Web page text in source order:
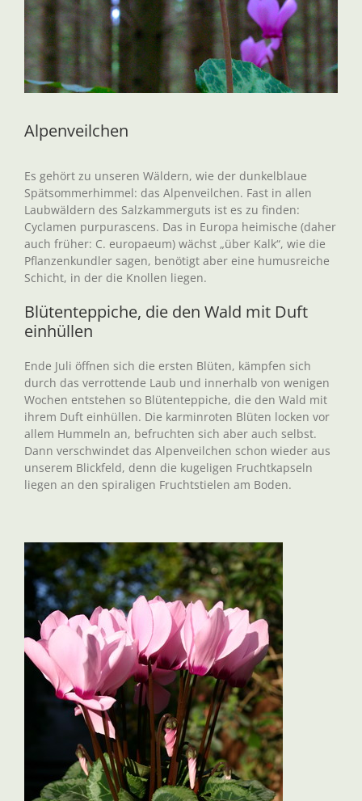
Alpenveilchen
Es gehört zu unseren Wäldern, wie der dunkelblaue
Spätsommerhimmel: das Alpenveilchen. Fast in allen
Laubwäldern des Salzkammerguts ist es zu finden:
Cyclamen purpurascens. Das in Europa heimische (daher
auch früher: C. europaeum) wächst „über Kalk“, wie die
Pflanzenkundler sagen, benötigt aber eine humusreiche
Schicht, in der die Knollen liegen.
Blütenteppiche, die den Wald mit Duft
einhüllen
Ende Juli öffnen sich die ersten Blüten, kämpfen sich
durch das verrottende Laub und innerhalb von wenigen
Wochen entstehen so Blütenteppiche, die den Wald mit
ihrem Duft einhüllen. Die karminroten Blüten locken vor
allem Hummeln an, befruchten sich aber auch selbst.
Dann verschwindet das Alpenveilchen schon wieder aus
unserem Blickfeld, denn die kugeligen Fruchtkapseln
liegen an den spiraligen Fruchtstielen am Boden.